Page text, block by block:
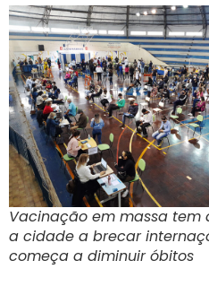
Vacinação em massa tem
a cidade a brecar
começa a diminuir óbitos